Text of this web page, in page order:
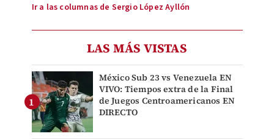
Ir a las columnas de Sergio López Ayllón
LAS MÁS VISTAS
México Sub 23 vs Venezuela EN
VIVO: Tiempos extra de la Final
de Juegos Centroamericanos EN
DIRECTO